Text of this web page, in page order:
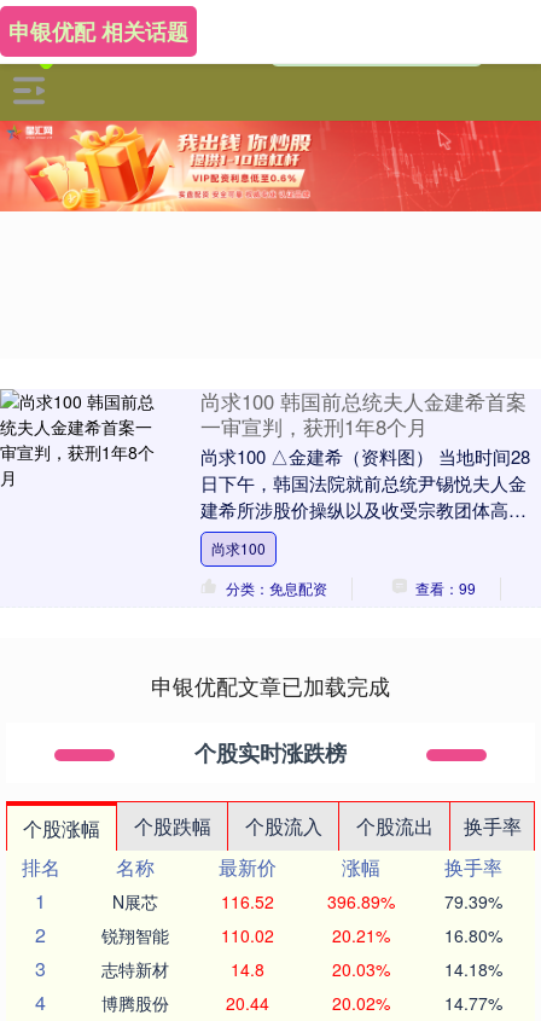
申银优配 相关话题
尚求100 韩国前总统夫人金建希首案
一审宣判，获刑1年8个月
尚求100 △金建希（资料图） 当地时间28
日下午，韩国法院就前总统尹锡悦夫人金
建希所涉股价操纵以及收受宗教团体高价
礼品等违法嫌疑进行一审宣判尚求100，金
建希....
尚求100
分类：免息配资
查看：99
申银优配文章已加载完成
个股实时涨跌榜
个股涨幅 个股跌幅 个股流入 个股流出
换手率
排名
名称 最新价 涨幅
换手率
1
N展芯 116.52 396.89% 79.39%
2 锐翔智能 110.02 20.21% 16.80%
3 志特新材 14.8 20.03% 14.18%
4 博腾股份 20.44 20.02% 14.77%